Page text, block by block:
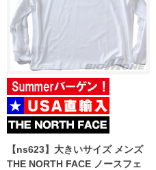
【ns623】大きいサイズ メンズ
THE NORTH FACE ノースフェ